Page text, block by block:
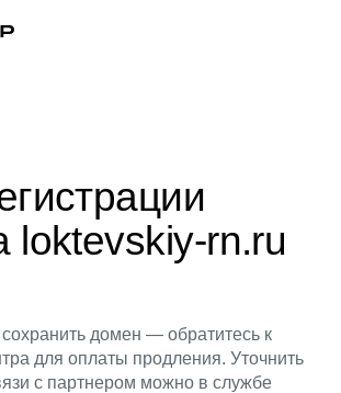
loktevskiy-rn.ru
домен — обратитесь к
для оплаты продления. Уточнить
с партнером можно в службе